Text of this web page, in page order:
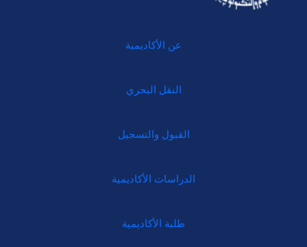
عن الأكاديمية
النقل البحري
القبول والتسجيل
الدراسات الأكاديمية
طلبة الأكاديمية